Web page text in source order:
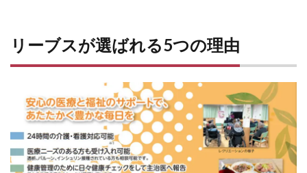
リーブスが選ばれる5つの理由